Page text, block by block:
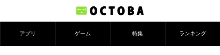
アプリ ゲーム 特集 ランキング